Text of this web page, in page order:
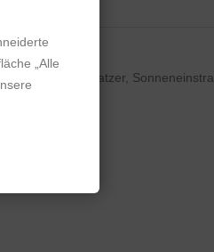
gut gegen Kratzer,
„Alle